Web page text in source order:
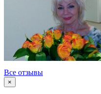
Все отзывы
×